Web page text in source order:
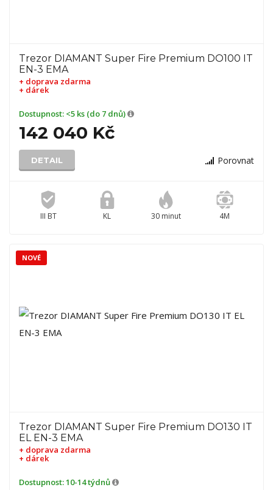
Trezor DIAMANT Super Fire Premium DO100 IT
EN-3 EMA
+ doprava zdarma
+ dárek
Dostupnost: <5 ks (do 7 dnů)
142 040 Kč
DETAIL Porovnat
III BT KL 30 minut 4M
Trezor DIAMANT Super Fire Premium DO130 IT
EL EN-3 EMA
+ doprava zdarma
+ dárek
Dostupnost:10-14 týdnů
NOVÉ